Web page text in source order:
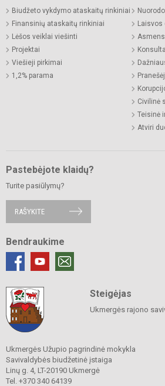
Biudžeto vykdymo ataskaitų rinkiniai
Finansinių ataskaitų rinkiniai
Lėšos veiklai viešinti
Projektai
Viešieji pirkimai
1,2% parama
Laisvos
Civilinė
Teisinė
Atviri
Pastebėjote klaidų?
Turite pasiūlymų?
RAŠYKITE
Bendraukime
Steigėjas
Ukmergės rajono
Ukmergės Užupio pagrindinė mokykla
Savivaldybės biudžetinė įstaiga
Linų g. 4, LT-20190 Ukmergė
Tel. +370 340 64139